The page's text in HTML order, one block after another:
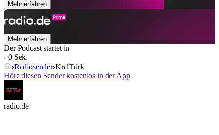
Mehr erfahren
Mehr erfahren
Der Podcast startet in
- 0 Sek.
Radiosender KralTürk
Höre diesen Sender kostenlos in der App:
radio.de